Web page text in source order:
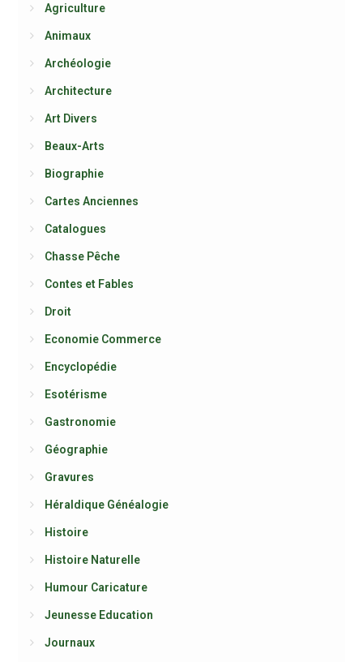
Agriculture
Animaux
Archéologie
Architecture
Art Divers
Beaux-Arts
Biographie
Cartes Anciennes
Catalogues
Chasse Pêche
Contes et Fables
Droit
Economie Commerce
Encyclopédie
Esotérisme
Gastronomie
Géographie
Gravures
Héraldique Généalogie
Histoire
Histoire Naturelle
Humour Caricature
Jeunesse Education
Journaux